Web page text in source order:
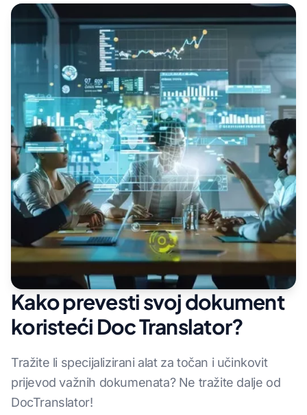
Kako prevesti svoj dokument
koristeći Doc Translator?
Tražite li specijalizirani alat za točan i učinkovit
prijevod važnih dokumenata? Ne tražite dalje od
DocTranslator!